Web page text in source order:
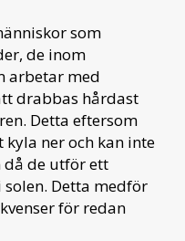
som
de inom
arbetar med
drabbas hårdast
Detta eftersom
ner och kan inte
då de utför ett
Detta medför
för redan